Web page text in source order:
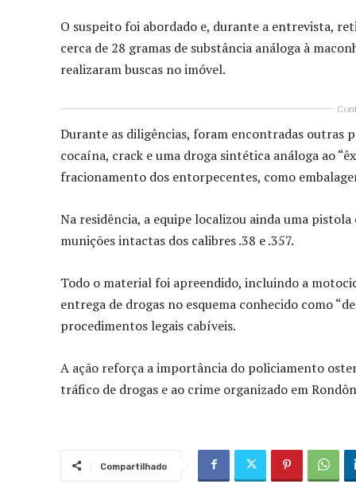
O suspeito foi abordado e, durante a entrevista,
cerca de 28 gramas de substância análoga à
realizaram buscas no imóvel.
Durante as diligências, foram encontradas outras
cocaína, crack e uma droga sintética análoga ao
fracionamento dos entorpecentes, como
Na residência, a equipe localizou ainda uma
munições intactas dos calibres .38 e .357.
Todo o material foi apreendido, incluindo a
entrega de drogas no esquema conhecido como
procedimentos legais cabíveis.
A ação reforça a importância do policiamento
tráfico de drogas e ao crime organizado em
Compartilhado